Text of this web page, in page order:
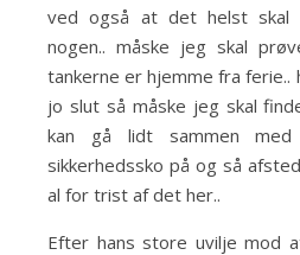
ved også at det helst skal
nogen.. måske jeg skal
tankerne er hjemme fra ferie..
jo slut så måske jeg skal
kan gå lidt sammen med
sikkerhedssko på og så
al for trist af det her..
Efter hans store uvilje mod